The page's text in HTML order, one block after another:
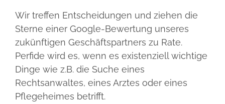
Wir treffen Entscheidungen und ziehen die
Sterne einer Google-Bewertung unseres
zukünftigen Geschäftspartners zu Rate.
Perfide wird es, wenn es existenziell wichtige
Dinge wie z.B. die Suche eines
Rechtsanwaltes, eines Arztes oder eines
Pflegeheimes betrifft.